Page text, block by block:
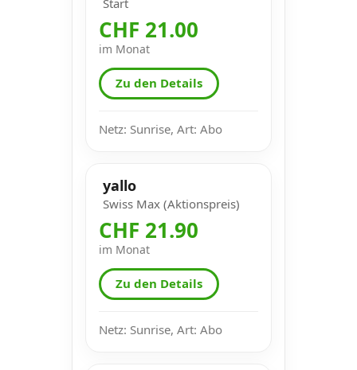
CHF 21.00
im Monat
Zu den Details
Netz: Sunrise, Art: Abo
yallo
Swiss Max (Aktionspreis)
CHF 21.90
im Monat
Zu den Details
Netz: Sunrise, Art: Abo